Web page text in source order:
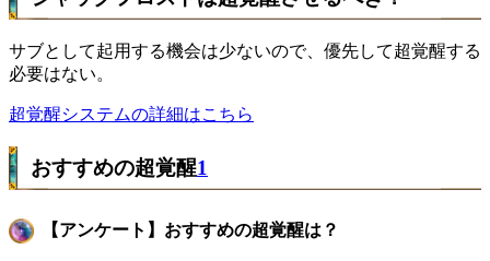
サブとして起用する機会は少ないので、優先して超覚醒する
必要はない。
超覚醒システムの詳細はこちら
おすすめの超覚醒1
【アンケート】おすすめの超覚醒は？